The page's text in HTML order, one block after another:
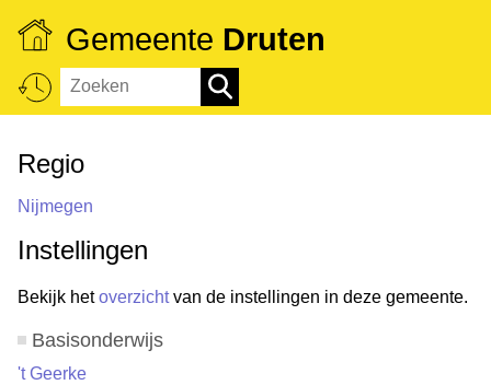
Gemeente Druten
Regio
Nijmegen
Instellingen
Bekijk hetoverzichtvan de instellingen in deze gemeente.
Basisonderwijs
't Geerke